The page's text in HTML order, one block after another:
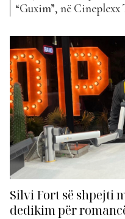
“Guxim”, në
personazhet e njohur
lidhur me pritshmëritë
“BBV3” kanë
më të fundit të ‘reality
Silvi Fort së shpejti
dedikim për